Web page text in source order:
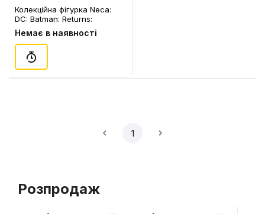
Колекційна фігурка Neca:
DC: Batman: Returns:
Catwoman (Michelle
Pfeiffer), (961435)
Немає в наявності
1
Розпродаж